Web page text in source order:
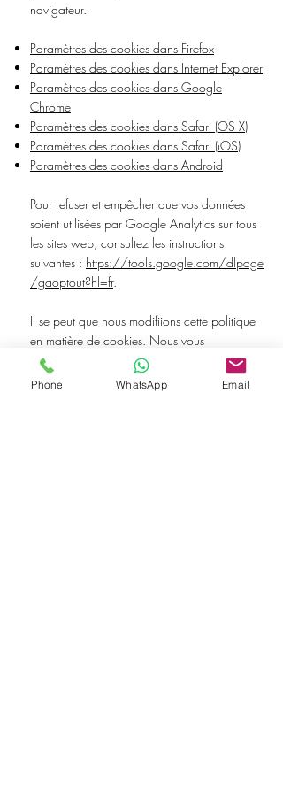
navigateur.
Paramètres des cookies dans Firefox
Paramètres des cookies dans Internet Explorer
Paramètres des cookies dans Google
Chrome
Paramètres des cookies dans Safari (OS X)
Paramètres des cookies dans Safari (iOS)
Paramètres des cookies dans Android
Pour refuser et empêcher que vos données
soient utilisées par Google Analytics sur tous
les sites web, consultez les instructions
suivantes : https://tools.google.com/dlpage
/gaoptout?hl=fr.
Il se peut que nous modifiions cette politique
en matière de cookies. Nous vous
encourageons à consulter régulièrement cette
page pour obtenir les dernières informations
Phone WhatsApp Email